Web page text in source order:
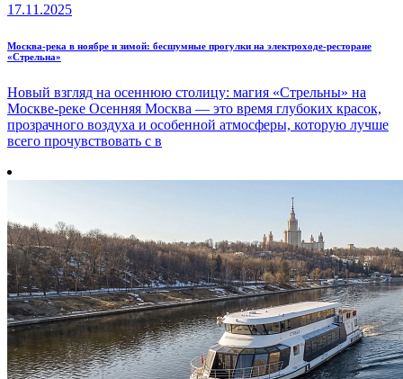
17.11.2025
Москва-река в ноябре и зимой: бесшумные прогулки на электроходе-ресторане
«Стрельна»
Новый взгляд на осеннюю столицу: магия «Стрельны» на
Москве-реке Осенняя Москва — это время глубоких красок,
прозрачного воздуха и особенной атмосферы, которую лучше
всего прочувствовать с в